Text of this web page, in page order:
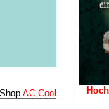
AC‑Cool